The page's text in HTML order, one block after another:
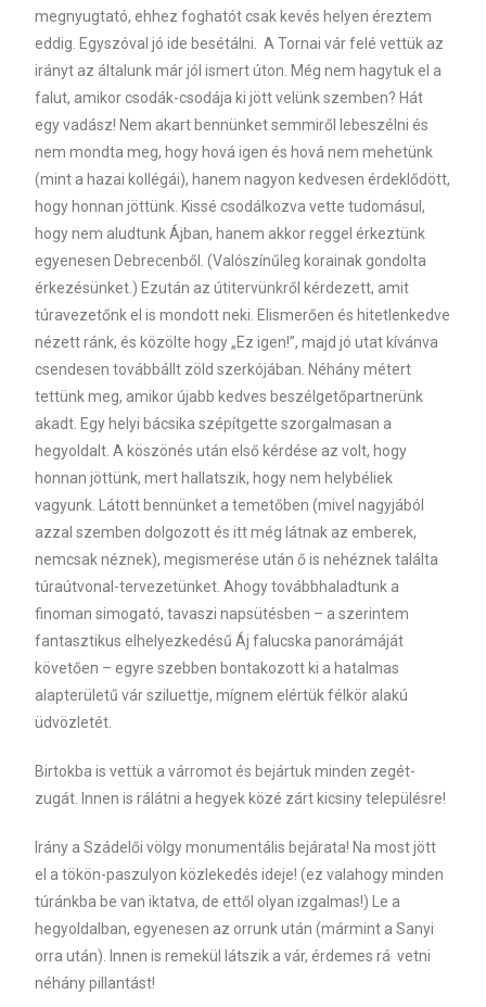
megnyugtató, ehhez foghatót csak kevés helyen éreztem
eddig. Egyszóval jó ide besétálni. A Tornai vár felé vettük az
irányt az általunk már jól ismert úton. Még nem hagytuk el a
falut, amikor csodák-csodája ki jött velünk szemben? Hát
egy vadász! Nem akart bennünket semmiről lebeszélni és
nem mondta meg, hogy hová igen és hová nem mehetünk
(mint a hazai kollégái), hanem nagyon kedvesen érdeklődött,
hogy honnan jöttünk. Kissé csodálkozva vette tudomásul,
hogy nem aludtunk Ájban, hanem akkor reggel érkeztünk
egyenesen Debrecenből. (Valószínűleg korainak gondolta
érkezésünket.) Ezután az útitervünkről kérdezett, amit
túravezetőnk el is mondott neki. Elismerően és hitetlenkedve
nézett ránk, és közölte hogy „Ez igen!”, majd jó utat kívánva
csendesen továbbállt zöld szerkójában. Néhány métert
tettünk meg, amikor újabb kedves beszélgetőpartnerünk
akadt. Egy helyi bácsika szépítgette szorgalmasan a
hegyoldalt. A köszönés után első kérdése az volt, hogy
honnan jöttünk, mert hallatszik, hogy nem helybéliek
vagyunk. Látott bennünket a temetőben (mivel nagyjából
azzal szemben dolgozott és itt még látnak az emberek,
nemcsak néznek), megismerése után ő is nehéznek találta
túraútvonal-tervezetünket. Ahogy továbbhaladtunk a
finoman simogató, tavaszi napsütésben – a szerintem
fantasztikus elhelyezkedésű Áj falucska panorámáját
követően – egyre szebben bontakozott ki a hatalmas
alapterületű vár sziluettje, mígnem elértük félkör alakú
üdvözletét.
Birtokba is vettük a várromot és bejártuk minden zegét-
zugát. Innen is rálátni a hegyek közé zárt kicsiny településre!
Irány a Szádelői völgy monumentális bejárata! Na most jött
el a tökön-paszulyon közlekedés ideje! (ez valahogy minden
túránkba be van iktatva, de ettől olyan izgalmas!) Le a
hegyoldalban, egyenesen az orrunk után (mármint a Sanyi
orra után). Innen is remekül látszik a vár, érdemes rá vetni
néhány pillantást!